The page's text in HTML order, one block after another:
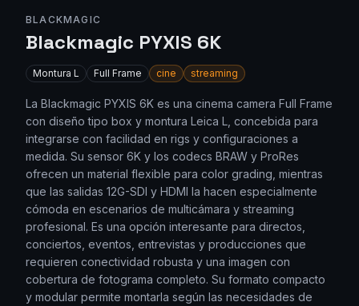
BLACKMAGIC
Blackmagic PYXIS 6K
Montura L Full Frame cine streaming
La Blackmagic PYXIS 6K es una cinema camera Full Frame
con diseño tipo box y montura Leica L, concebida para
integrarse con facilidad en rigs y configuraciones a
medida. Su sensor 6K y los codecs BRAW y ProRes
ofrecen un material flexible para color grading, mientras
que las salidas 12G-SDI y HDMI la hacen especialmente
cómoda en escenarios de multicámara y streaming
profesional. Es una opción interesante para directos,
conciertos, eventos, entrevistas y producciones que
requieren conectividad robusta y una imagen con
cobertura de fotograma completo. Su formato compacto
y modular permite montarla según las necesidades de